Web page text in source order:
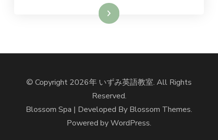
続きを読む
© Copyright 2026年 いずみ英語教室. All Rights
Reserved.
Blossom Spa | Developed By Blossom Themes.
Powered byWordPress.